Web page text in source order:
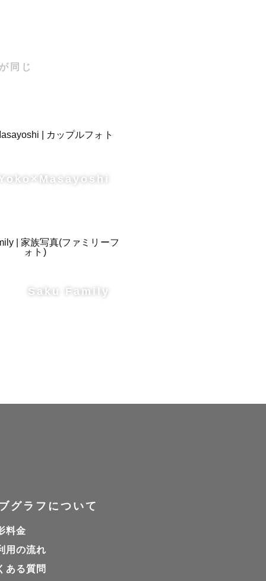
同じ
Yoko×Masayoshi
Saku Family
グラフについて
料金
用の流れ
ある質問